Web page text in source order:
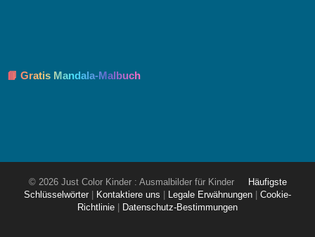
📘 Gratis Mandala-Malbuch
© 2026 Just Color Kinder : Ausmalbilder für Kinder
Häufigste
Schlüsselwörter
Kontaktiere uns Legale Erwähnungen
Cookie-
Richtlinie
Datenschutz-Bestimmungen